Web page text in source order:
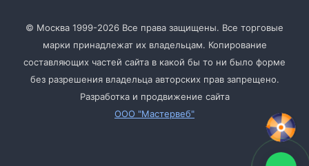
© Москва 1999-2026 Все права защищены. Все торговые
марки принадлежат их владельцам. Копирование
составляющих частей сайта в какой бы то ни было форме
без разрешения владельца авторских прав запрещено.
Разработка и продвижение сайта
ООО "Мастервеб"